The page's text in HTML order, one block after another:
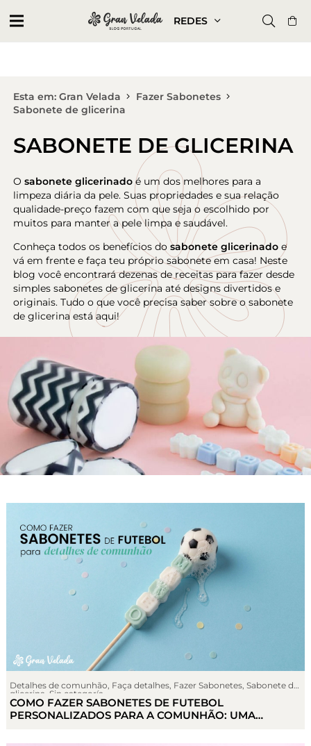
REDES
Esta em: Gran Velada
Fazer Sabonetes
Sabonete de glicerina
SABONETE DE GLICERINA
O sabonete glicerinadoé um dos melhores para a
limpeza diária da pele. Suas propriedades e sua relação
qualidade-preço fazem com que seja o escolhido por
muitos para manter a pele limpa e saudável.
Conheça todos os benefícios do sabonete glicerinado e
vá em frente e faça teu próprio sabonete em casa! Neste
blog você encontrará dezenas de receitas para fazer desde
simples sabonetes de glicerina até designs divertidos e
originais. Tudo o que você precisa saber sobre o sabonete
de glicerina está aqui!
Detalhes de comunhão Faça detalhes Fazer Sabonetes Sabonete de
glicerina Sin categoría
COMO FAZER SABONETES DE FUTEBOL
PERSONALIZADOS PARA A COMUNHÃO: UMA